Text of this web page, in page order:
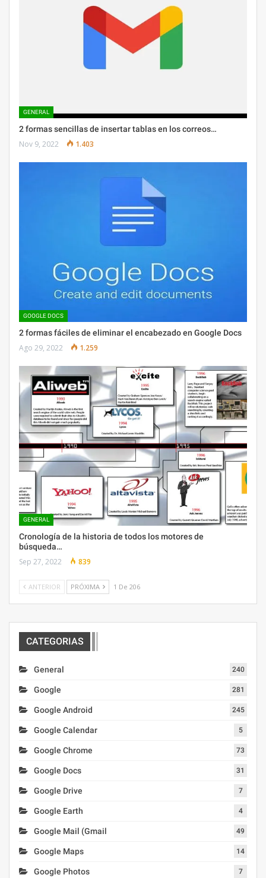
GENERAL
2 formas sencillas de insertar tablas en los correos…
Nov 9, 2022 1.403
GOOGLE DOCS
2 formas fáciles de eliminar el encabezado en Google Docs
Ago 29, 2022 1.259
GENERAL
Cronología de la historia de todos los motores de
búsqueda…
Sep 27, 2022 839
ANTERIOR PRÓXIMA 1 De 206
CATEGORIAS
General 240
Google 281
Google Android 245
Google Calendar 5
Google Chrome 73
Google Docs 31
Google Drive 7
Google Earth 4
Google Mail (Gmail 49
Google Maps 14
Google Photos 7